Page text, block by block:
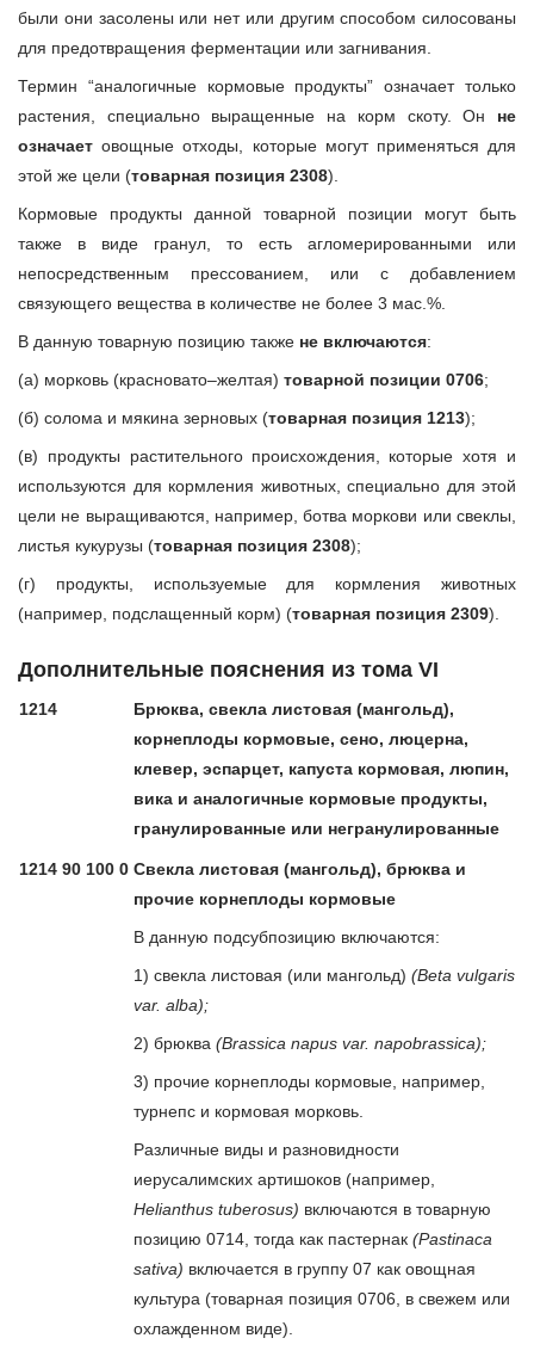
были они засолены или нет или другим способом силосованы
для предотвращения ферментации или загнивания.
Термин “аналогичные кормовые продукты” означает только
растения, специально выращенные на корм скоту. Он не
означаетовощные отходы, которые могут применяться для
этой же цели (товарная позиция 2308).
Кормовые продукты данной товарной позиции могут быть
также в виде гранул, то есть агломерированными или
непосредственным прессованием, или с добавлением
связующего вещества в количестве не более 3 мас.%.
В данную товарную позицию также не включаются:
(а) морковь (красновато–желтая) товарной позиции 0706;
(б) солома и мякина зерновых (товарная позиция 1213);
(в) продукты растительного происхождения, которые хотя и
используются для кормления животных, специально для этой
цели не выращиваются, например, ботва моркови или свеклы,
листья кукурузы (товарная позиция 2308);
(г) продукты, используемые для кормления животных
(например, подслащенный корм) (товарная позиция 2309).
Дополнительные пояснения из тома VI
1214
Брюква, свекла листовая (мангольд),
корнеплоды кормовые, сено, люцерна,
клевер, эспарцет, капуста кормовая, люпин,
вика и аналогичные кормовые продукты,
гранулированные или негранулированные
1214 90 100 0 Свекла листовая (мангольд), брюква и
прочие корнеплоды кормовые
В данную подсубпозицию включаются:
1) свекла листовая (или мангольд) (Beta vulgaris
var. alba);
2) брюква (Brassica napus var. napobrassica);
3) прочие корнеплоды кормовые, например,
турнепс и кормовая морковь.
Различные виды и разновидности
иерусалимских артишоков (например,
Helianthus tuberosus) включаются в товарную
позицию 0714, тогда как пастернак (Pastinaca
sativa) включается в группу 07 как овощная
культура (товарная позиция 0706, в свежем или
охлажденном виде).